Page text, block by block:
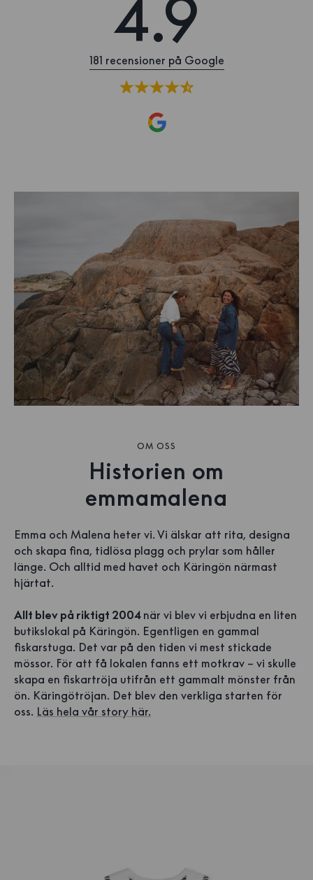
4.9
181 recensioner på Google
OM OSS
Historien om
emmamalena
Emma och Malena heter vi. Vi älskar att rita, designa
och skapa fina, tidlösa plagg och prylar som håller
länge. Och alltid med havet och Käringön närmast
hjärtat.
Allt blev på riktigt 2004 när vi blev vi erbjudna en liten
butikslokal på Käringön. Egentligen en gammal
fiskarstuga. Det var på den tiden vi mest stickade
mössor. För att få lokalen fanns ett motkrav – vi skulle
skapa en fiskartröja utifrån ett gammalt mönster från
ön. Käringötröjan. Det blev den verkliga starten för
oss. Läs hela vår story här.